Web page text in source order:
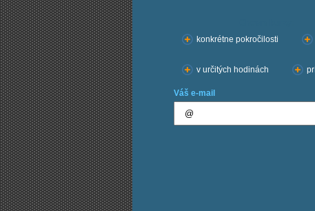
konkrétne pokročilosti
v určitých hodinách
Váš e-mail